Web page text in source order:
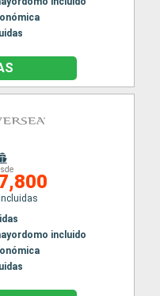
incluido